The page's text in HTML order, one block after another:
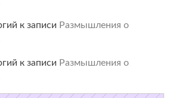
к записи Размышления о
к записи Размышления о